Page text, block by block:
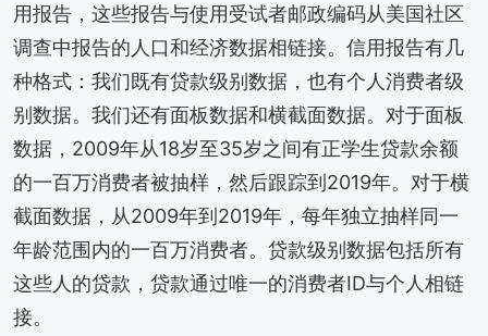
用报告，这些报告与使用受试者邮政编码从美国社区
调查中报告的人口和经济数据相链接。信用报告有几
种格式：我们既有贷款级别数据，也有个人消费者级
别数据。我们还有面板数据和横截面数据。对于面板
数据，2009年从18岁至35岁之间有正学生贷款余额
的一百万消费者被抽样，然后跟踪到2019年。对于横
截面数据，从2009年到2019年，每年独立抽样同一
年龄范围内的一百万消费者。贷款级别数据包括所有
这些人的贷款，贷款通过唯一的消费者ID与个人相链
接。